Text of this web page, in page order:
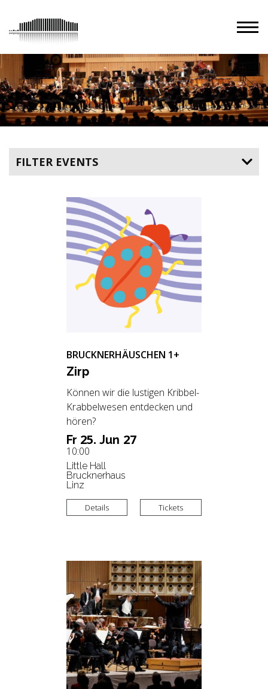
FILTER EVENTS
Fr 25. Jun 27
10:00
Little Hall
Brucknerhaus
Linz
BRUCKNERHÄUSCHEN 1+
Zirp
Können wir die lustigen Kribbel-
Krabbelwesen entdecken und
hören?
Details Tickets